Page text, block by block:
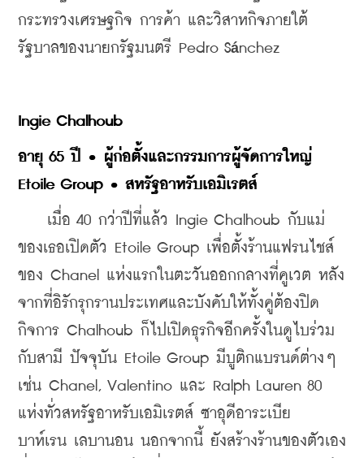
กระทรวงเศรษฐกิจ การค้า และวิสาหกิจภายใต้
รัฐบาลของนายกรัฐมนตรี Pedro Sánchez
Ingie Chalhoub
อายุ 65 ปี • ผู้ก่อตั้งและกรรมการผู้จัดการใหญ่
Etoile Group • สหรัฐอาหรับเอมิเรตส์
เมื่อ 40 กว่าปีที่แล้ว Ingie Chalhoub กับแม่
ของเธอเปิดตัว Etoile Group เพื่อตั้งร้านแฟรนไชส์
ของ Chanel แห่งแรกในตะวันออกกลางที่คูเวต หลัง
จากที่อิรักรุกรานประเทศและบังคับให้ทั้งคู่ต้องปิด
กิจการ Chalhoub ก็ไปเปิดธุรกิจอีกครั้งในดูไบร่วม
กับสามี ปัจจุบัน Etoile Group มีบูติกแบรนด์ต่างๆ
เช่น Chanel, Valentino และ Ralph Lauren 80
แห่งทั่วสหรัฐอาหรับเอมิเรตส์ ซาอุดีอาระเบีย
บาห์เรน เลบานอน นอกจากนี้ ยังสร้างร้านของตัวเอง